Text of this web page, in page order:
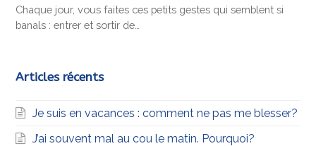
Chaque jour, vous faites ces petits gestes qui semblent si
banals : entrer et sortir de…
Articles récents
Je suis en vacances : comment ne pas me blesser?
J’ai souvent mal au cou le matin. Pourquoi?